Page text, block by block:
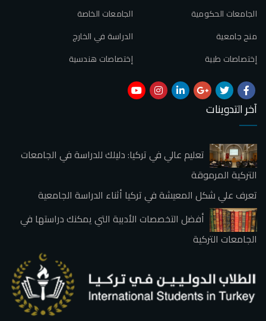
الجامعات الخاصة
الجامعات الحكومية
الدراسة في الخارج
منح جامعية
إختصاصات هندسية
إختصاصات طبية
آخر التدوينات
تعليم عالي في تركيا: دليلك للدراسة في الجامعات
التركية المرموقة
تعرف علي شكل المعيشة في تركيا أثناء الدراسة الجامعية
أفضل التخصصات الأدبية التي يمكنك دراستها في
الجامعات التركية